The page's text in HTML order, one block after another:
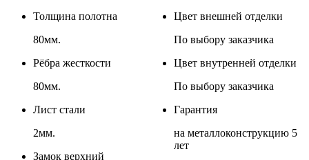
Толщина полотна
80мм.
Рёбра жесткости
80мм.
Лист стали
2мм.
Замок верхний
Цвет внешней отделки
По выбору заказчика
Цвет внутренней отделки
По выбору заказчика
Гарантия
на металлоконструкцию 5
лет